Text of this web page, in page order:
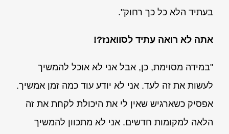
בעתיד הלא כל כך רחוק".
אתה לא רואה עתיד לסוואנז?!
"במידה מסוימת, כן, אבל אני לא אוכל להמשיך
לעשות את זה לעד. אני לא יודע עוד כמה זמן אמשיך.
אפסיק כשארגיש שאין לי את היכולת לקחת את זה
הלאה למקומות חדשים. אני לא מתכוון להמשיך